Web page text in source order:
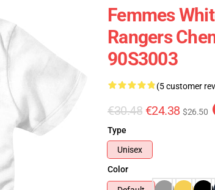
Femmes
Rangers
90S3003
(5 customer
€30.48 €24.38 $26.50
Type
Unisex
Color